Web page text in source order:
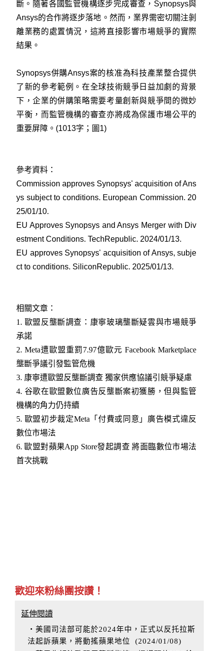
斷。隨著各國監管機構逐步完成審查，Synopsys與
Ansys的合作將逐步落地。然而，業界需密切關注剝
離業務的處置情況，這將直接影響市場競爭的實際
結果。
Synopsys併購Ansys案的核准為科技產業整合提供
了新的參考範例。在全球技術競爭日益加劇的背景
下，企業的併購策略需要考量創新與競爭間的微妙
平衡，而監管機構的審查亦將成為保護市場公平的
重要屏障。(1013字；圖1)
參考資料：
Commission approves Synopsys' acquisition of Ans
ys subject to conditions. European Commission. 20
25/01/10.
EU Approves Synopsys and Ansys Merger with Div
estment Conditions. TechRepublic. 2024/01/13.
EU approves Synopsys' acquisition of Ansys, subje
ct to conditions. SiliconRepublic. 2025/01/13.
相關文章：
1. 歐盟反壟斷調查：康寧玻璃壟斷疑雲與市場競爭
承諾
2.Meta遭歐盟重罰7.97億歐元 Facebook Marketplace
壟斷爭議引發監管危機
3. 康寧遭歐盟反壟斷調查 獨家供應協議引競爭疑慮
4. 谷歌在歐盟數位廣告反壟斷案初獲勝，但與監管
機構的角力仍持續
5. 歐盟初步裁定Meta「付費或同意」廣告模式違反
數位市場法
6. 歐盟對蘋果App Store發起調查 將面臨數位市場法
首次挑戰
歡迎來粉絲團按讚！
延伸閱讀
‧美國司法部可能於2024年中，正式以反托拉斯
法起訴蘋果，將動搖蘋果地位
(2024/01/08)